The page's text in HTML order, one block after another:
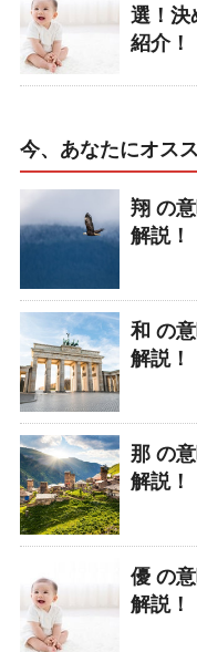
選！決
紹介！
今、あなたにオス
翔 の
解説！
和 の
解説！
那 の
解説！
優 の
解説！